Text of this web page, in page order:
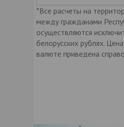
*Все расчеты на
между гражданами
осуществляются
белорусских рублях.
валюте приведена